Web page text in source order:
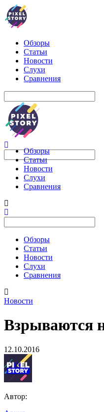
Обзоры
Статьи
Новости
Слухи
Сравнения
Обзоры
Статьи
Новости
Слухи
Сравнения
Обзоры
Статьи
Новости
Слухи
Сравнения
Новости
Взрываются
12.10.2016
Автор: